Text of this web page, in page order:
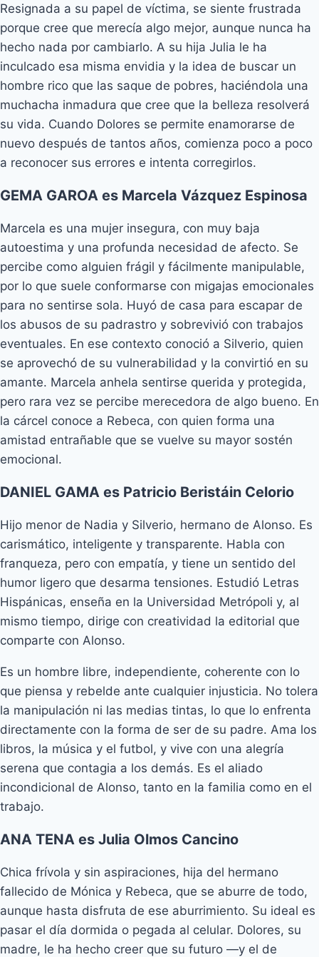
Resignada a su papel de víctima, se siente frustrada
porque cree que merecía algo mejor, aunque nunca ha
hecho nada por cambiarlo. A su hija Julia le ha
inculcado esa misma envidia y la idea de buscar un
hombre rico que las saque de pobres, haciéndola una
muchacha inmadura que cree que la belleza resolverá
su vida. Cuando Dolores se permite enamorarse de
nuevo después de tantos años, comienza poco a poco
a reconocer sus errores e intenta corregirlos.
GEMA GAROA es Marcela Vázquez Espinosa
Marcela es una mujer insegura, con muy baja
autoestima y una profunda necesidad de afecto. Se
percibe como alguien frágil y fácilmente manipulable,
por lo que suele conformarse con migajas emocionales
para no sentirse sola. Huyó de casa para escapar de
los abusos de su padrastro y sobrevivió con trabajos
eventuales. En ese contexto conoció a Silverio, quien
se aprovechó de su vulnerabilidad y la convirtió en su
amante. Marcela anhela sentirse querida y protegida,
pero rara vez se percibe merecedora de algo bueno. En
la cárcel conoce a Rebeca, con quien forma una
amistad entrañable que se vuelve su mayor sostén
emocional.
DANIEL GAMA es Patricio Beristáin Celorio
Hijo menor de Nadia y Silverio, hermano de Alonso. Es
carismático, inteligente y transparente. Habla con
franqueza, pero con empatía, y tiene un sentido del
humor ligero que desarma tensiones. Estudió Letras
Hispánicas, enseña en la Universidad Metrópoli y, al
mismo tiempo, dirige con creatividad la editorial que
comparte con Alonso.
Es un hombre libre, independiente, coherente con lo
que piensa y rebelde ante cualquier injusticia. No tolera
la manipulación ni las medias tintas, lo que lo enfrenta
directamente con la forma de ser de su padre. Ama los
libros, la música y el futbol, y vive con una alegría
serena que contagia a los demás. Es el aliado
incondicional de Alonso, tanto en la familia como en el
trabajo.
ANA TENA es Julia Olmos Cancino
Chica frívola y sin aspiraciones, hija del hermano
fallecido de Mónica y Rebeca, que se aburre de todo,
aunque hasta disfruta de ese aburrimiento. Su ideal es
pasar el día dormida o pegada al celular. Dolores, su
madre, le ha hecho creer que su futuro —y el de